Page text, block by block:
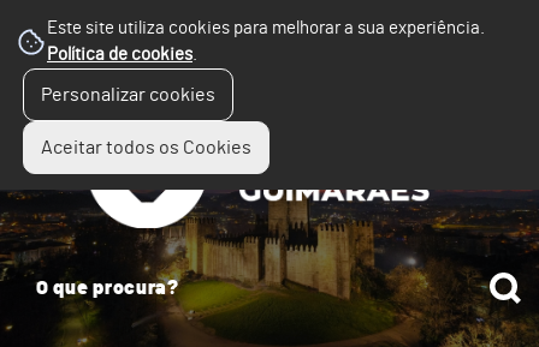
Este site utiliza cookies para melhorar a sua experiência.
Política de cookies.
Personalizar cookies
Aceitar todos os Cookies